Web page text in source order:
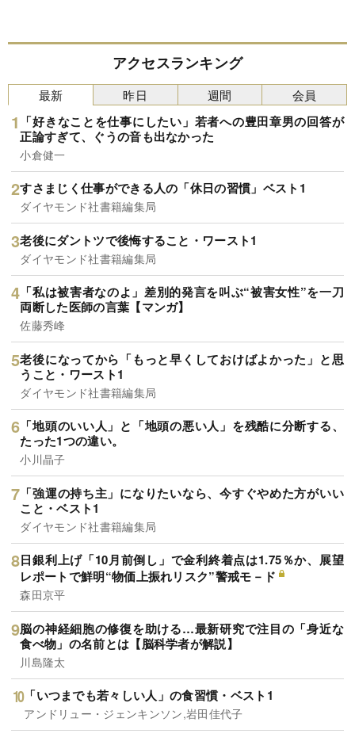
アクセスランキング
最新
「好きなことを仕事にしたい」若者への豊田章男の回答が
正論すぎて、ぐうの音も出なかった
小倉健一
すさまじく仕事ができる人の「休日の習慣」ベスト1
ダイヤモンド社書籍編集局
老後にダントツで後悔すること・ワースト1
ダイヤモンド社書籍編集局
「私は被害者なのよ」差別的発言を叫ぶ“被害女性”を一刀
両断した医師の言葉【マンガ】
佐藤秀峰
老後になってから「もっと早くしておけばよかった」と思
うこと・ワースト1
ダイヤモンド社書籍編集局
「地頭のいい人」と「地頭の悪い人」を残酷に分断する、
たった1つの違い。
小川晶子
「強運の持ち主」になりたいなら、今すぐやめた方がいい
こと・ベスト1
ダイヤモンド社書籍編集局
日銀利上げ「10月前倒し」で金利終着点は1.75％か、展望
レポートで鮮明“物価上振れリスク”警戒モ－ド
森田京平
脳の神経細胞の修復を助ける…最新研究で注目の「身近な
食べ物」の名前とは【脳科学者が解説】
川島隆太
「いつまでも若々しい人」の食習慣・ベスト1
アンドリュー・ジェンキンソン,岩田佳代子
昨日 週間 会員